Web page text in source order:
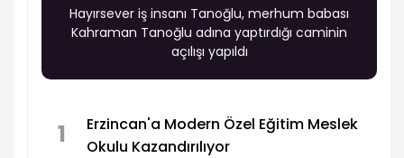
Hayırsever iş insanı Tanoğlu, merhum babası
Kahraman Tanoğlu adına yaptırdığı caminin
açılışı yapıldı
1
Erzincan'a Modern Özel Eğitim Meslek
Okulu Kazandırılıyor